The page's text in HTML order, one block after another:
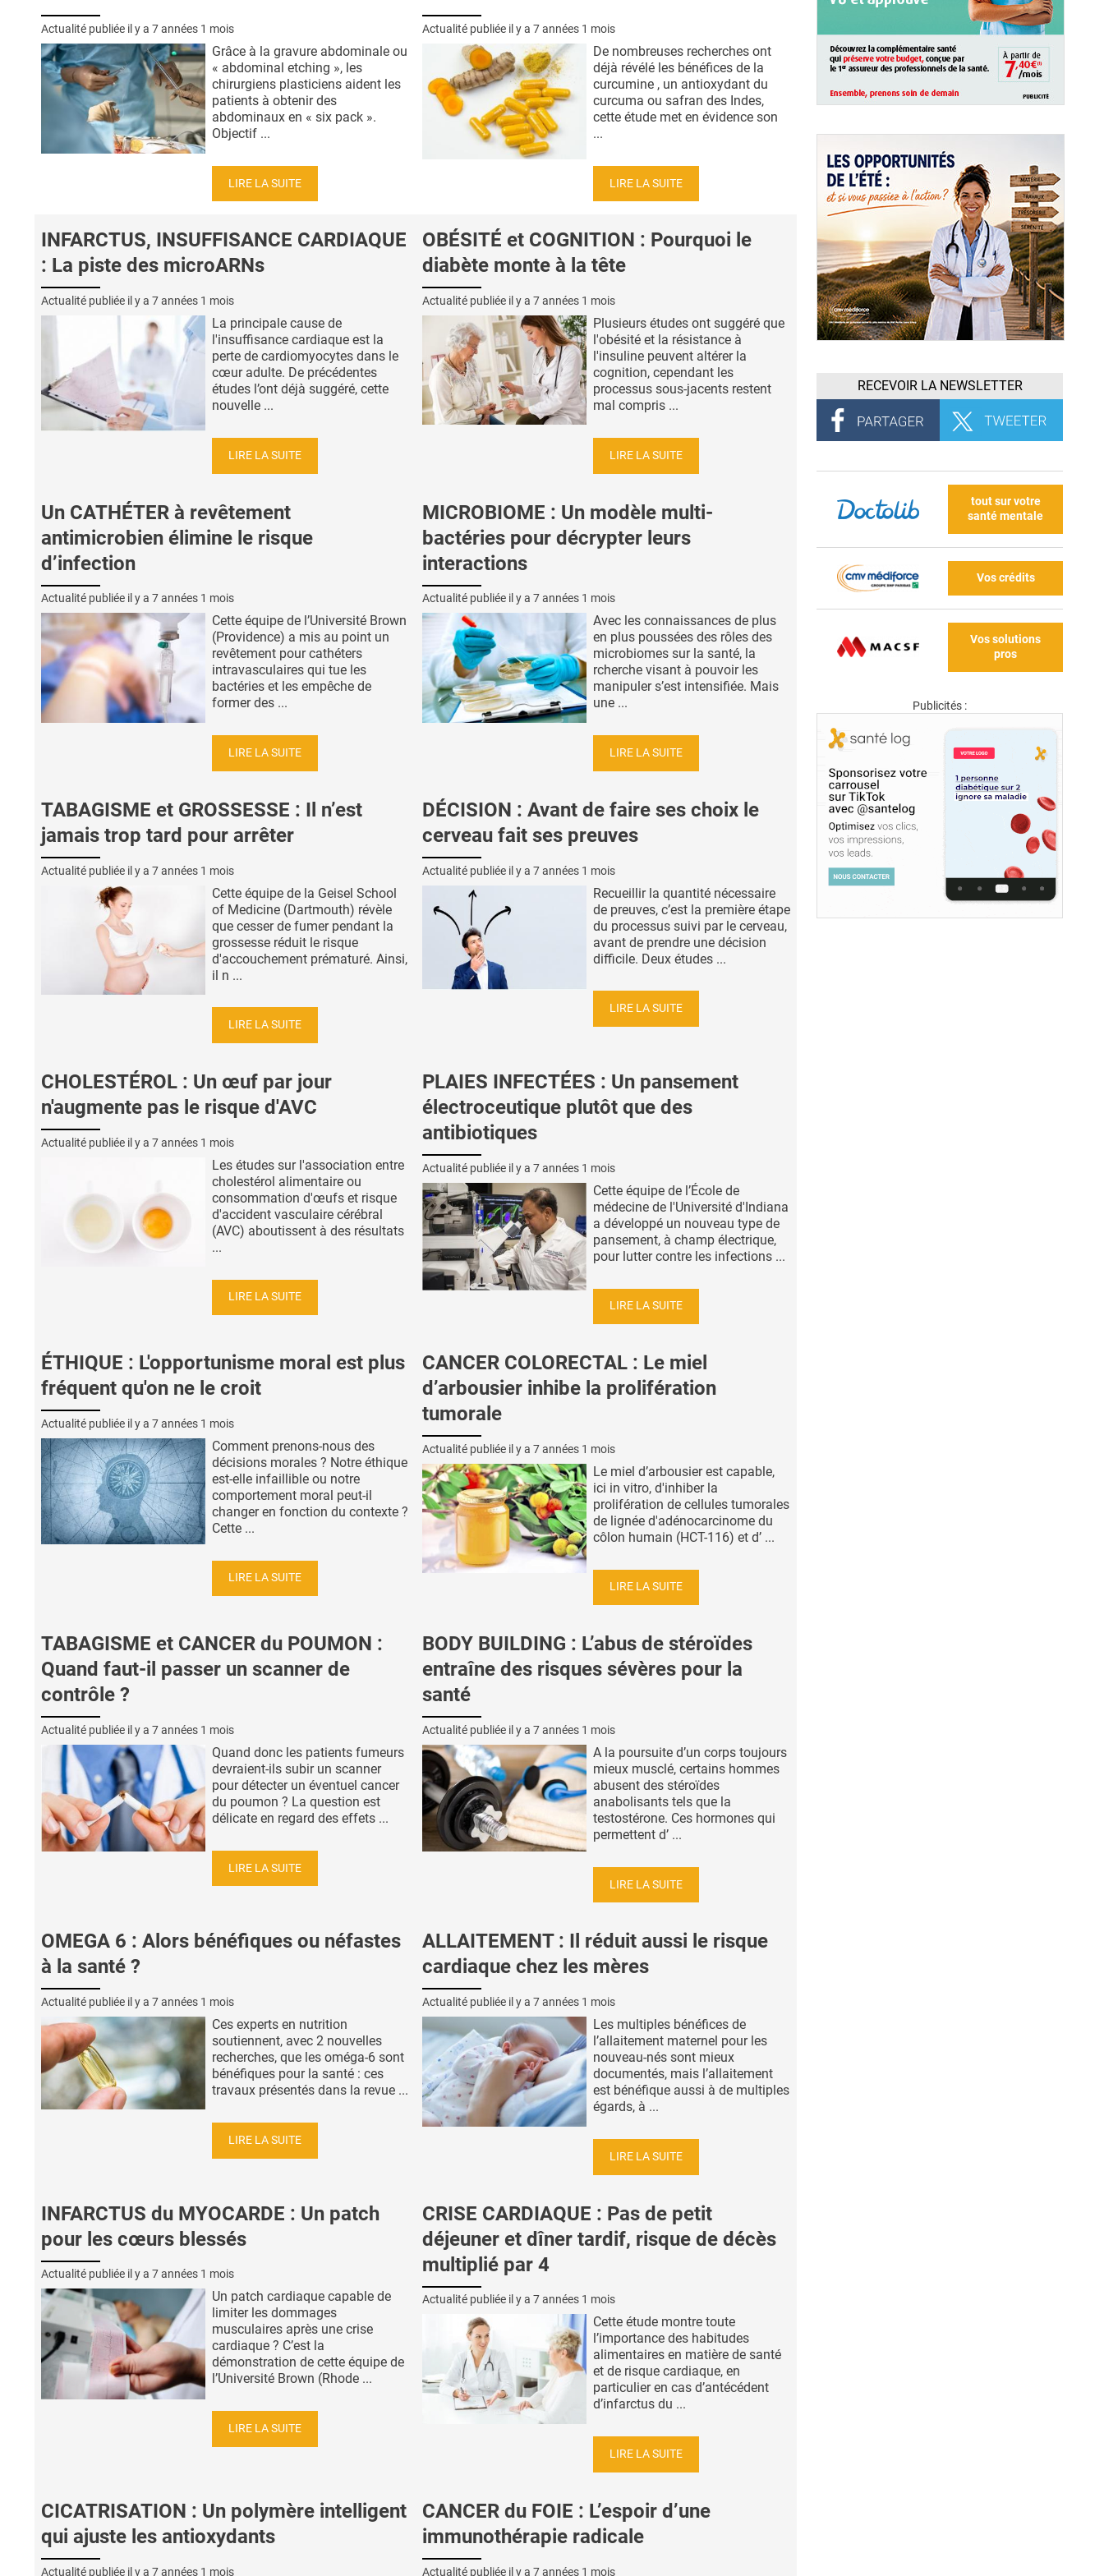
Actualité publiée il y a 7 années 1 mois
Grâce à la gravure abdominale ou
« abdominal etching », les
chirurgiens plasticiens aident les
patients à obtenir des
abdominaux en « six pack ».
Objectif ...
LIRE LA SUITE
Actualité publiée il y a 7 années 1 mois
De nombreuses recherches ont
déjà révélé les bénéfices de la
curcumine , un antioxydant du
curcuma ou safran des Indes,
cette étude met en évidence son
...
LIRE LA SUITE
INFARCTUS, INSUFFISANCE CARDIAQUE
: La piste des microARNs
Actualité publiée il y a 7 années 1 mois
La principale cause de
l'insuffisance cardiaque est la
perte de cardiomyocytes dans le
cœur adulte. De précédentes
études l’ont déjà suggéré, cette
nouvelle ...
LIRE LA SUITE
OBÉSITÉ et COGNITION : Pourquoi le
diabète monte à la tête
Actualité publiée il y a 7 années 1 mois
Plusieurs études ont suggéré que
l'obésité et la résistance à
l'insuline peuvent altérer la
cognition, cependant les
processus sous-jacents restent
mal compris ...
LIRE LA SUITE
Un CATHÉTER à revêtement
antimicrobien élimine le risque
d’infection
Actualité publiée il y a 7 années 1 mois
Cette équipe de l’Université Brown
(Providence) a mis au point un
revêtement pour cathéters
intravasculaires qui tue les
bactéries et les empêche de
former des ...
LIRE LA SUITE
MICROBIOME : Un modèle multi-
bactéries pour décrypter leurs
interactions
Actualité publiée il y a 7 années 1 mois
Avec les connaissances de plus
en plus poussées des rôles des
microbiomes sur la santé, la
rcherche visant à pouvoir les
manipuler s’est intensifiée. Mais
une ...
LIRE LA SUITE
TABAGISME et GROSSESSE : Il n’est
jamais trop tard pour arrêter
Actualité publiée il y a 7 années 1 mois
Cette équipe de la Geisel School
of Medicine (Dartmouth) révèle
que cesser de fumer pendant la
grossesse réduit le risque
d'accouchement prématuré. Ainsi,
il n ...
LIRE LA SUITE
DÉCISION : Avant de faire ses choix le
cerveau fait ses preuves
Actualité publiée il y a 7 années 1 mois
Recueillir la quantité nécessaire
de preuves, c’est la première étape
du processus suivi par le cerveau,
avant de prendre une décision
difficile. Deux études ...
LIRE LA SUITE
CHOLESTÉROL : Un œuf par jour
n'augmente pas le risque d'AVC
Actualité publiée il y a 7 années 1 mois
Les études sur l'association entre
cholestérol alimentaire ou
consommation d'œufs et risque
d'accident vasculaire cérébral
(AVC) aboutissent à des résultats
...
LIRE LA SUITE
PLAIES INFECTÉES : Un pansement
électroceutique plutôt que des
antibiotiques
Actualité publiée il y a 7 années 1 mois
Cette équipe de l’École de
médecine de l'Université d'Indiana
a développé un nouveau type de
pansement, à champ électrique,
pour lutter contre les infections ...
LIRE LA SUITE
ÉTHIQUE : L'opportunisme moral est plus
fréquent qu'on ne le croit
Actualité publiée il y a 7 années 1 mois
Comment prenons-nous des
décisions morales ? Notre éthique
est-elle infaillible ou notre
comportement moral peut-il
changer en fonction du contexte ?
Cette ...
LIRE LA SUITE
CANCER COLORECTAL : Le miel
d’arbousier inhibe la prolifération
tumorale
Actualité publiée il y a 7 années 1 mois
Le miel d’arbousier est capable,
ici in vitro, d'inhiber la
prolifération de cellules tumorales
de lignée d'adénocarcinome du
côlon humain (HCT-116) et d’ ...
LIRE LA SUITE
TABAGISME et CANCER du POUMON :
Quand faut-il passer un scanner de
contrôle ?
Actualité publiée il y a 7 années 1 mois
Quand donc les patients fumeurs
devraient-ils subir un scanner
pour détecter un éventuel cancer
du poumon ? La question est
délicate en regard des effets ...
LIRE LA SUITE
BODY BUILDING : L’abus de stéroïdes
entraîne des risques sévères pour la
santé
Actualité publiée il y a 7 années 1 mois
A la poursuite d’un corps toujours
mieux musclé, certains hommes
abusent des stéroïdes
anabolisants tels que la
testostérone. Ces hormones qui
permettent d’ ...
LIRE LA SUITE
OMEGA 6 : Alors bénéfiques ou néfastes
à la santé ?
Actualité publiée il y a 7 années 1 mois
Ces experts en nutrition
soutiennent, avec 2 nouvelles
recherches, que les oméga-6 sont
bénéfiques pour la santé : ces
travaux présentés dans la revue ...
LIRE LA SUITE
ALLAITEMENT : Il réduit aussi le risque
cardiaque chez les mères
Actualité publiée il y a 7 années 1 mois
Les multiples bénéfices de
l’allaitement maternel pour les
nouveau-nés sont mieux
documentés, mais l’allaitement
est bénéfique aussi à de multiples
égards, à ...
LIRE LA SUITE
INFARCTUS du MYOCARDE : Un patch
pour les cœurs blessés
Actualité publiée il y a 7 années 1 mois
Un patch cardiaque capable de
limiter les dommages
musculaires après une crise
cardiaque ? C’est la
démonstration de cette équipe de
l’Université Brown (Rhode ...
LIRE LA SUITE
CRISE CARDIAQUE : Pas de petit
déjeuner et dîner tardif, risque de décès
multiplié par 4
Actualité publiée il y a 7 années 1 mois
Cette étude montre toute
l’importance des habitudes
alimentaires en matière de santé
et de risque cardiaque, en
particulier en cas d’antécédent
d’infarctus du ...
LIRE LA SUITE
CICATRISATION : Un polymère intelligent
qui ajuste les antioxydants
Actualité publiée il y a 7 années 1 mois
CANCER du FOIE : L’espoir d’une
immunothérapie radicale
Actualité publiée il y a 7 années 1 mois
RECEVOIR LA NEWSLETTER
tout sur votre
santé mentale
Vos crédits
Vos solutions
pros
Publicités :